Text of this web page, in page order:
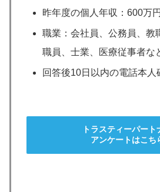
昨年度の個人年収：600万
職業：会社員、公務員、教
職員、士業、医療従事者な
回答後10日以内の電話本人
トラスティーパート
アンケートはこち